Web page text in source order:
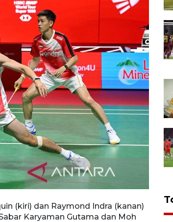
(kiri) dan Raymond Indra (kanan)
Karyaman Gutama dan Moh